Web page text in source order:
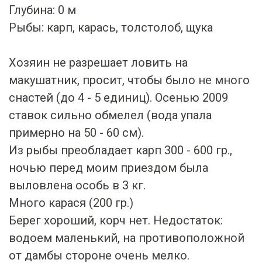
Глубина: 0 м
Рыбы: карп, карась, толстолоб, щука
Хозяин не разрешает ловить на
макушатник, просит, чтобы было не много
снастей (до 4 - 5 единиц). Осенью 2009
ставок сильно обмелел (вода упала
примерно на 50 - 60 см).
Из рыбы преобладает карп 300 - 600 гр.,
ночью перед моим приездом была
выловлена особь в 3 кг.
Много карася (200 гр.)
Берег хороший, корч нет. Недостаток:
водоем маленький, на противоположной
от дамбы стороне очень мелко.